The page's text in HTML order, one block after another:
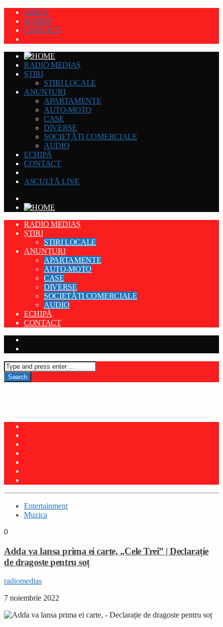
GRILĂ
ECHIPĂ
CONTACT
RADIO MEDIAȘ
ȘTIRI
STIRI LOCALE
ANUNȚURI
APARTAMENTE
AUTO-MOTO
CASE
DIVERSE
SOCIETĂȚI COMERCIALE
AUDIO
ECHIPĂ
CONTACT
ASCULTĂ LIVE
RADIO MEDIAȘ
ȘTIRI
STIRI LOCALE
ANUNȚURI
APARTAMENTE
AUTO-MOTO
CASE
DIVERSE
SOCIETĂȚI COMERCIALE
AUDIO
ECHIPĂ
CONTACT
Entertainment
Muzica
0
Adda va lansa prima ei carte, „Cele Trei” | Declarație
de dragoste pentru soț
radiomedias
7 noiembrie 2022